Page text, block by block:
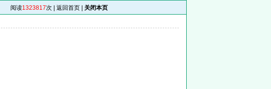
阅读1323817次 | 返回首页 关闭本页